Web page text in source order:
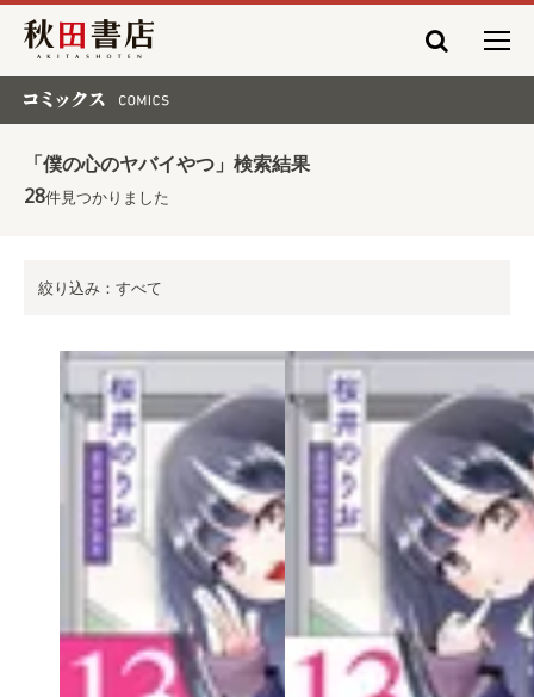
秋田書店
「僕の心のヤバイやつ」検索結果
28件見つかりました
絞り込み：すべて